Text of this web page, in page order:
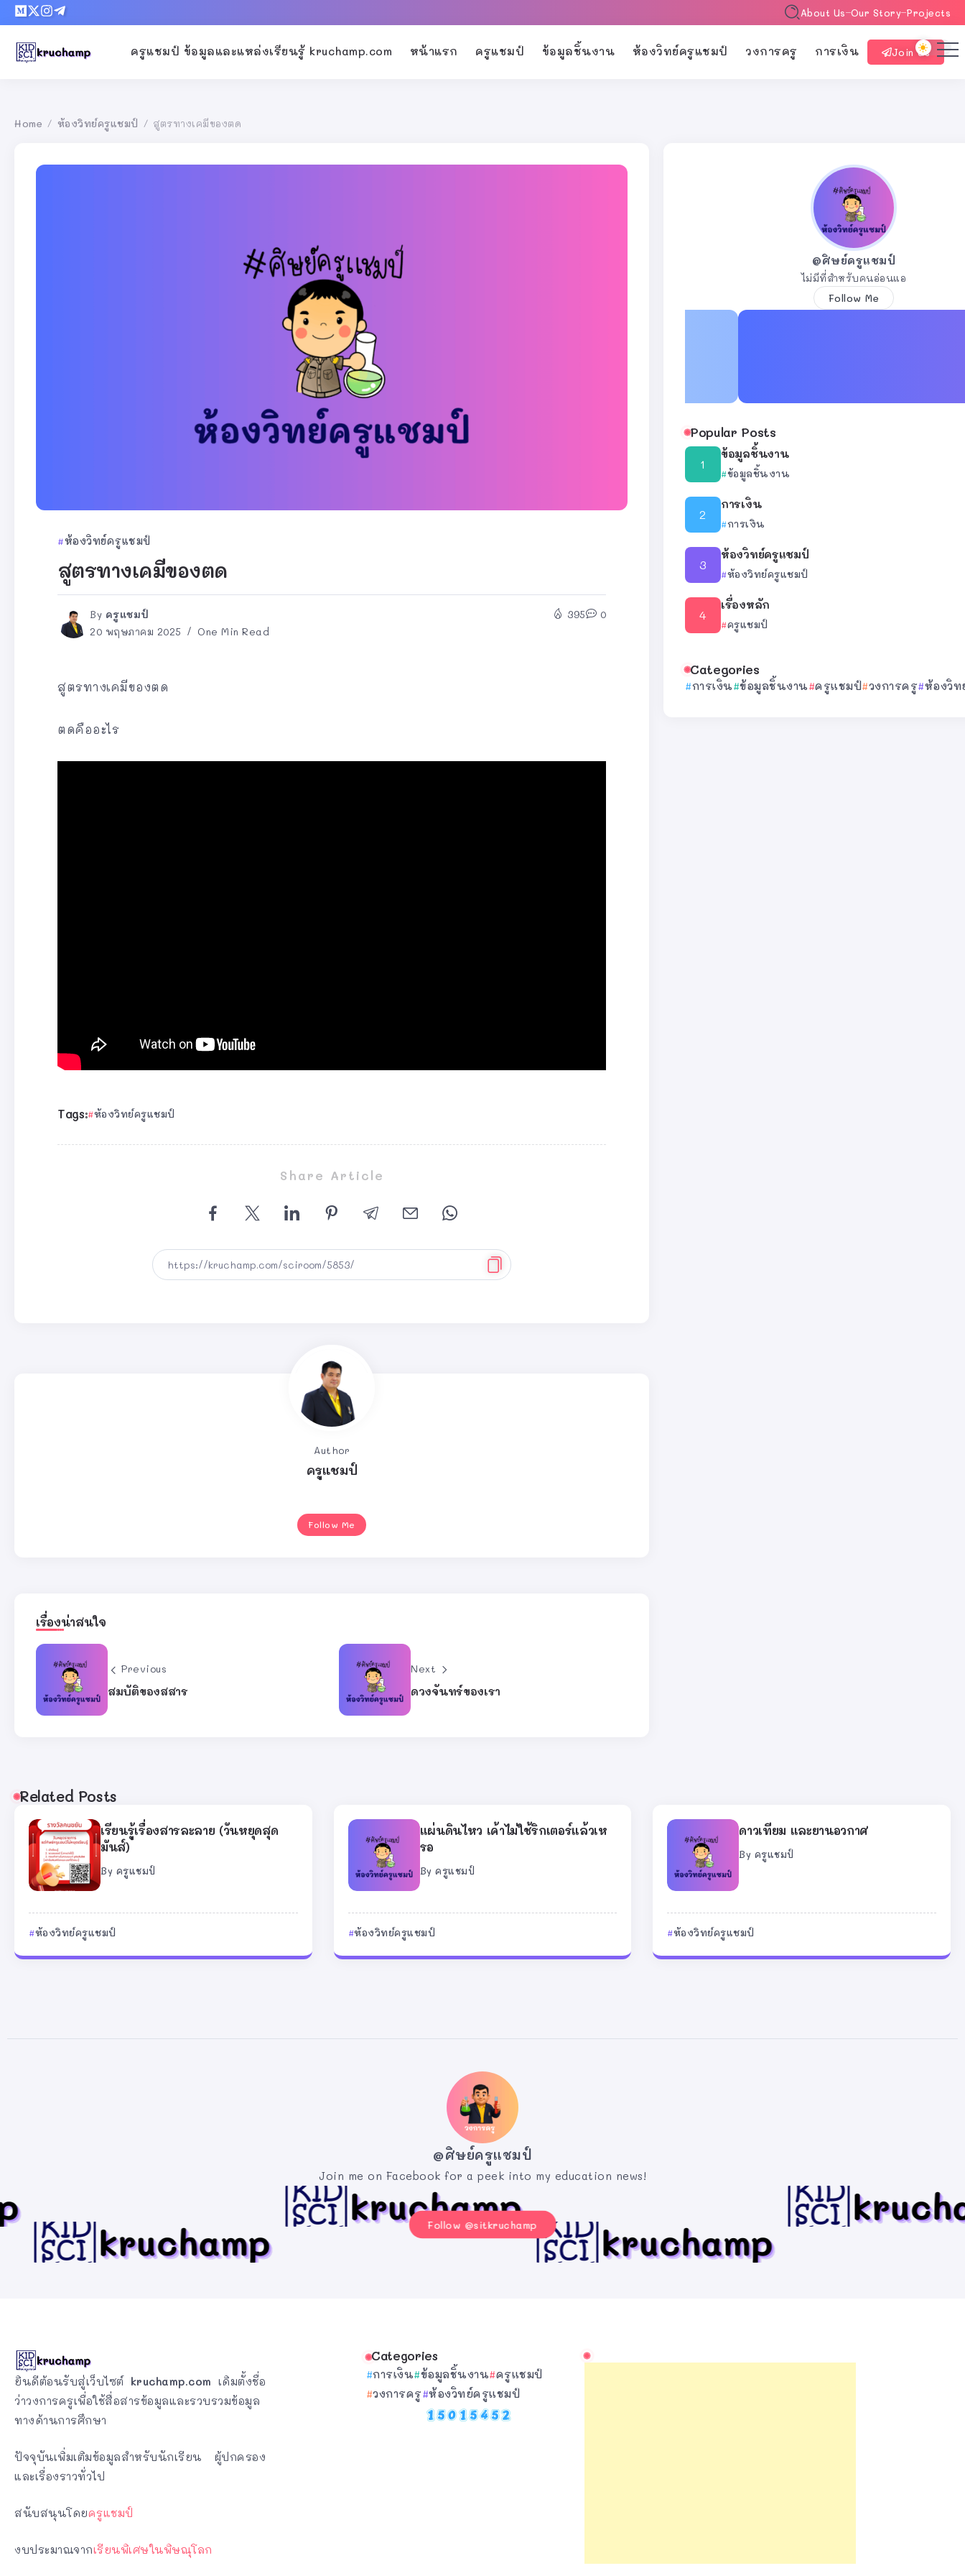
About Us Our Story Projects
ครูแชมป์ ข้อมูลและแหล่งเรียนรู้ kruchamp.com หน้าแรก ครูแชมป์ ข้อมูลชิ้นงาน ห้องวิทย์ครูแชมป์ วงการครู การเงิน Join Us
Home / ห้องวิทย์ครูแชมป์ / สูตรทางเคมีของตด
ห้องวิทย์ครูแชมป์
สูตรทางเคมีของตด
By ครูแชมป์
20 พฤษภาคม 2025
One Min Read
395 0
สูตรทางเคมีของตด
ตดคืออะไร
Tags: ห้องวิทย์ครูแชมป์
Share Article
Author
ครูแชมป์
Follow Me
เรื่องน่าสนใจ
Previous
สมบัติของสสาร
Next
ดวงจันทร์ของเรา
@ศิษย์ครูแชมป์
ไม่มีที่สำหรับคนอ่อนแอ
Follow Me
Popular Posts
ข้อมูลชิ้นงาน
ข้อมูลชิ้นงาน
การเงิน
การเงิน
ห้องวิทย์ครูแชมป์
ห้องวิทย์ครูแชมป์
เรื่องหลัก
ครูแชมป์
Categories
การเงิน ข้อมูลชิ้นงาน ครูแชมป์ วงการครู ห้องวิ
Related Posts
เรียนรู้เรื่องสารละลาย (วันหยุดสุด
มันส์)
By ครูแชมป์
ห้องวิทย์ครูแชมป์
แผ่นดินไหว เค้าไม่ใช้ริกเตอร์แล้วเห
รอ
By ครูแชมป์
ห้องวิทย์ครูแชมป์
ดาวเทียม และยานอวกาศ
By ครูแชมป์
ห้องวิทย์ครูแชมป์
@ศิษย์ครูแชมป์
Join me on Facebook for a peek into my education news!
Follow @sitkruchamp
ยินดีต้อนรับสู่เว็บไซต์ kruchamp.com เดิมตั้งชื่อ
ว่าวงการครูเพื่อใช้สื่อสารข้อมูลและรวบรวมข้อมูล
ทางด้านการศึกษา
ปัจจุบันเพิ่มเติมข้อมูลสำหรับนักเรียน ผู้ปกครอง
และเรื่องราวทั่วไป
สนับสนุนโดยครูแชมป์
งบประมาณจากเรียนพิเศษในพิษณุโลก
Categories
การเงิน ข้อมูลชิ้นงาน ครูแชมป์
วงการครู ห้องวิทย์ครูแชมป์